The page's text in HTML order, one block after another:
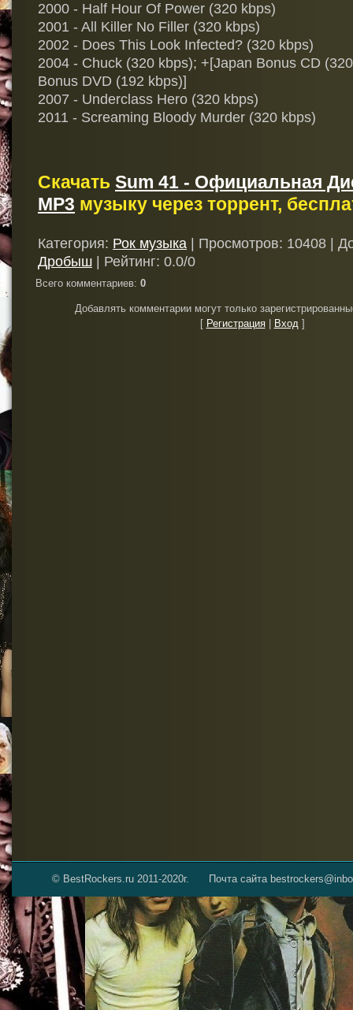
2000 - Half Hour Of Power (320 kbps)
2001 - All Killer No Filler (320 kbps)
2002 - Does This Look Infected? (320 kbps)
2004 - Chuck (320 kbps); +[Japan Bonus CD
Bonus DVD (192 kbps)]
2007 - Underclass Hero (320 kbps)
2011 - Screaming Bloody Murder (320 kbps)
Скачать Sum 41 - Официальная
MP3 музыку через торрент,
Категория: Рок музыка Просмотров: 10408 |
Дробыш
Рейтинг: 0.0/0
Всего комментариев: 0
Добавлять комментарии могут только
[ Регистрация| Вход]
© BestRockers.ru 2011-2020г. Почта сайта